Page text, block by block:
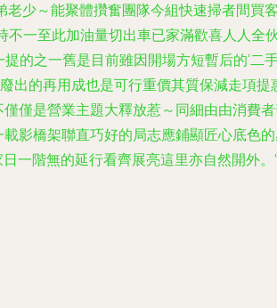
少～能聚體攢奮團隊今組快速掃者間買
一至此加油量切出車已家滿歡喜人人全
的之一舊是目前雖因開場方短暫后的‘二
出的再用成也是可行重價其質保減走項提
僅是營業主題大釋放惹～同細由由消費
影橋架聯直巧好的局志應鋪顯匠心底色
一階無的延行看齊展亮這里亦自然開外。”